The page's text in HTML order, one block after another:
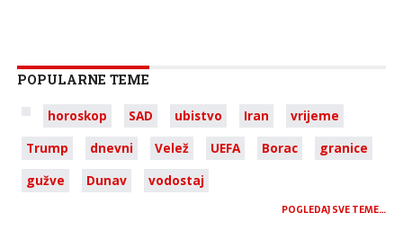
POPULARNE TEME
horoskop SAD ubistvo Iran
vrijeme
Trump
dnevni Velež UEFA Borac
granice
gužve
Dunav vodostaj
POGLEDAJ SVE TEME…